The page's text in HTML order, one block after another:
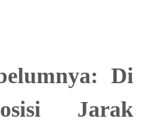
Di
Jarak